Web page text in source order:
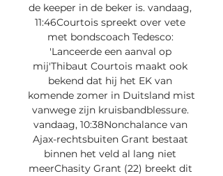
de keeper in de beker is. vandaag,
11:46Courtois spreekt over vete
met bondscoach Tedesco:
'Lanceerde een aanval op
mij'Thibaut Courtois maakt ook
bekend dat hij het EK van
komende zomer in Duitsland mist
vanwege zijn kruisbandblessure.
vandaag, 10:38Nonchalance van
Ajax-rechtsbuiten Grant bestaat
binnen het veld al lang niet
meerChasity Grant (22) breekt dit